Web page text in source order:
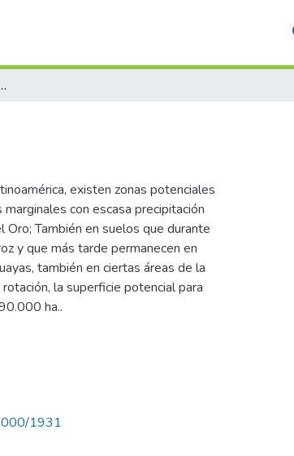
granifero
existen zonas potenciales
con escasa precipitación
Oro; También en suelos que durante
y que más tarde permanecen en
también en ciertas áreas de la
la superficie potencial para
ha..
1931